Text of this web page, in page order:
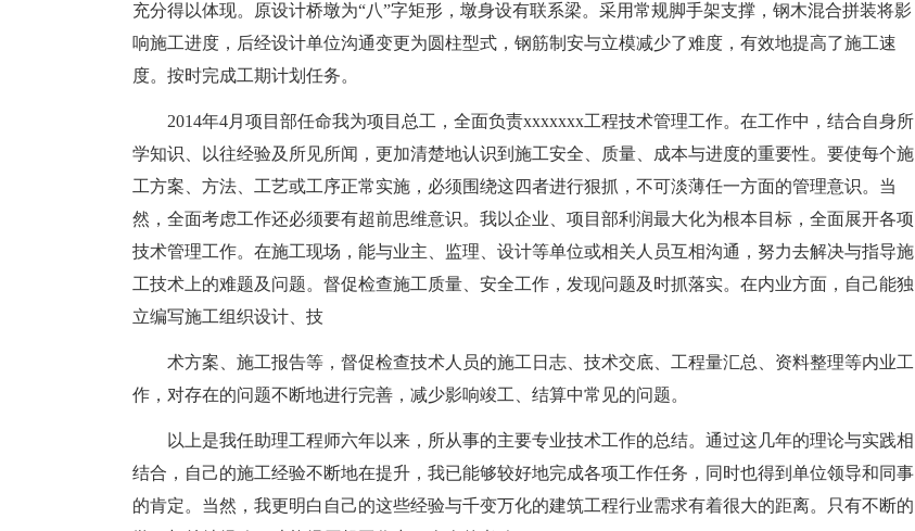
充分得以体现。原设计桥墩为“八”字矩形，墩身设有联系梁。采用常规脚手架支撑，钢木混合拼装将影
响施工进度，后经设计单位沟通变更为圆柱型式，钢筋制安与立模减少了难度，有效地提高了施工速
度。按时完成工期计划任务。
2014年4月项目部任命我为项目总工，全面负责xxxxxxx工程技术管理工作。在工作中，结合自身所
学知识、以往经验及所见所闻，更加清楚地认识到施工安全、质量、成本与进度的重要性。要使每个施
工方案、方法、工艺或工序正常实施，必须围绕这四者进行狠抓，不可淡薄任一方面的管理意识。当
然，全面考虑工作还必须要有超前思维意识。我以企业、项目部利润最大化为根本目标，全面展开各项
技术管理工作。在施工现场，能与业主、监理、设计等单位或相关人员互相沟通，努力去解决与指导施
工技术上的难题及问题。督促检查施工质量、安全工作，发现问题及时抓落实。在内业方面，自己能独
立编写施工组织设计、技
术方案、施工报告等，督促检查技术人员的施工日志、技术交底、工程量汇总、资料整理等内业工
作，对存在的问题不断地进行完善，减少影响竣工、结算中常见的问题。
以上是我任助理工程师六年以来，所从事的主要专业技术工作的总结。通过这几年的理论与实践相
结合，自己的施工经验不断地在提升，我已能够较好地完成各项工作任务，同时也得到单位领导和同事
的肯定。当然，我更明白自己的这些经验与千变万化的建筑工程行业需求有着很大的距离。只有不断的